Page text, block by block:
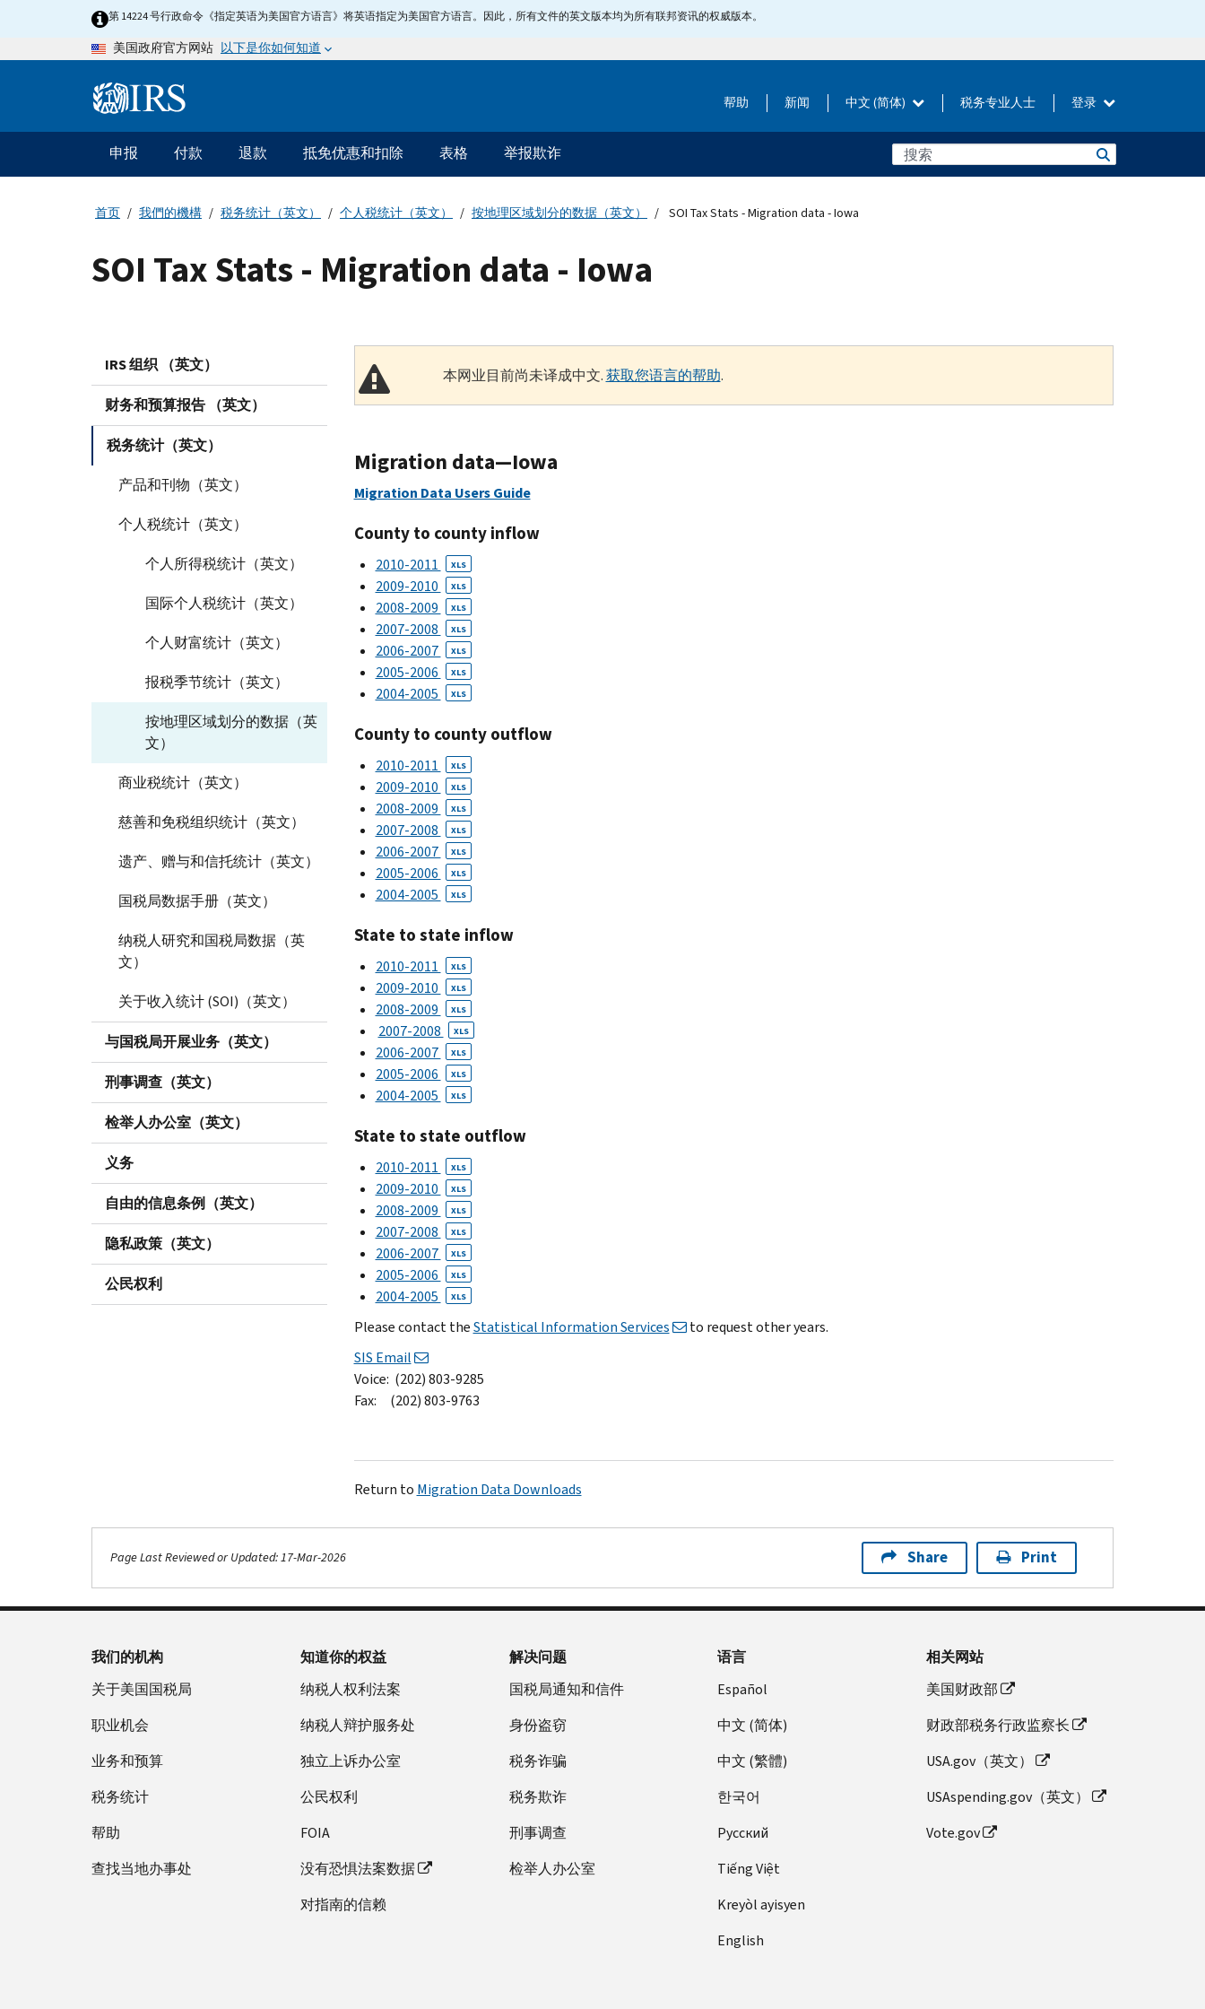
第 14224 号行政命令《指定英语为美国官方语言》将英语指定为美国官方语言。因此，所有文件的英文版本均为所有联邦资讯的权威版本。
美国政府官方网站 以下是你如何知道
Information 帮助 新闻 中文 (简体) 税务专业人士 登录
主
要
导
申报 付款 退款 抵免优惠和扣除 表格 举报欺诈
首页 我們的機構 税务统计（英文） 个人税统计（英文） 按地理区域划分的数据（英文） SOI Tax Stats - Migration data - Iowa
SOI Tax Stats - Migration data - Iowa
IRS 组织 （英文）
财务和预算报告 （英文）
税务统计（英文）
产品和刊物（英文）
个人税统计（英文）
个人所得税统计（英文）
国际个人税统计（英文）
个人财富统计（英文）
报税季节统计（英文）
按地理区域划分的数据（英
文）
商业税统计（英文）
慈善和免税组织统计（英文）
遗产、赠与和信托统计（英文）
国税局数据手册（英文）
纳税人研究和国税局数据（英
文）
关于收入统计 (SOI)（英文）
与国税局开展业务（英文）
刑事调查（英文）
检举人办公室（英文）
义务
自由的信息条例（英文）
隐私政策（英文）
公民权利
本网业目前尚未译成中文.获取您语言的帮助.
Migration data—Iowa
Migration Data Users Guide
County to county inflow
2010-2011 XLS
2009-2010 XLS
2008-2009 XLS
2007-2008 XLS
2006-2007 XLS
2005-2006 XLS
2004-2005 XLS
County to county outflow
2010-2011 XLS
2009-2010 XLS
2008-2009 XLS
2007-2008 XLS
2006-2007 XLS
2005-2006 XLS
2004-2005 XLS
State to state inflow
2010-2011 XLS
2009-2010 XLS
2008-2009 XLS
2007-2008 XLS
2006-2007 XLS
2005-2006 XLS
2004-2005 XLS
State to state outflow
2010-2011 XLS
2009-2010 XLS
2008-2009 XLS
2007-2008 XLS
2006-2007 XLS
2005-2006 XLS
2004-2005 XLS
Please contact theStatistical Information Services
to request other years.
SIS Email
Voice: (202) 803-9285
Fax: (202) 803-9763
Return to Migration Data Downloads
Page Last Reviewed or Updated: 17-Mar-2026 Share Print
我们的机构
关于美国国税局
职业机会
业务和预算
税务统计
帮助
查找当地办事处
知道你的权益
纳税人权利法案
纳税人辩护服务处
独立上诉办公室
公民权利
FOIA
没有恐惧法案数据
对指南的信赖
解决问题
国税局通知和信件
身份盗窃
税务诈骗
税务欺诈
刑事调查
检举人办公室
语言
Español
中文 (简体)
中文 (繁體)
한국어
Pусский
Tiếng Việt
Kreyòl ayisyen
English
相关网站
美国财政部
财政部税务行政监察长
USA.gov（英文）
USAspending.gov（英文）
Vote.gov